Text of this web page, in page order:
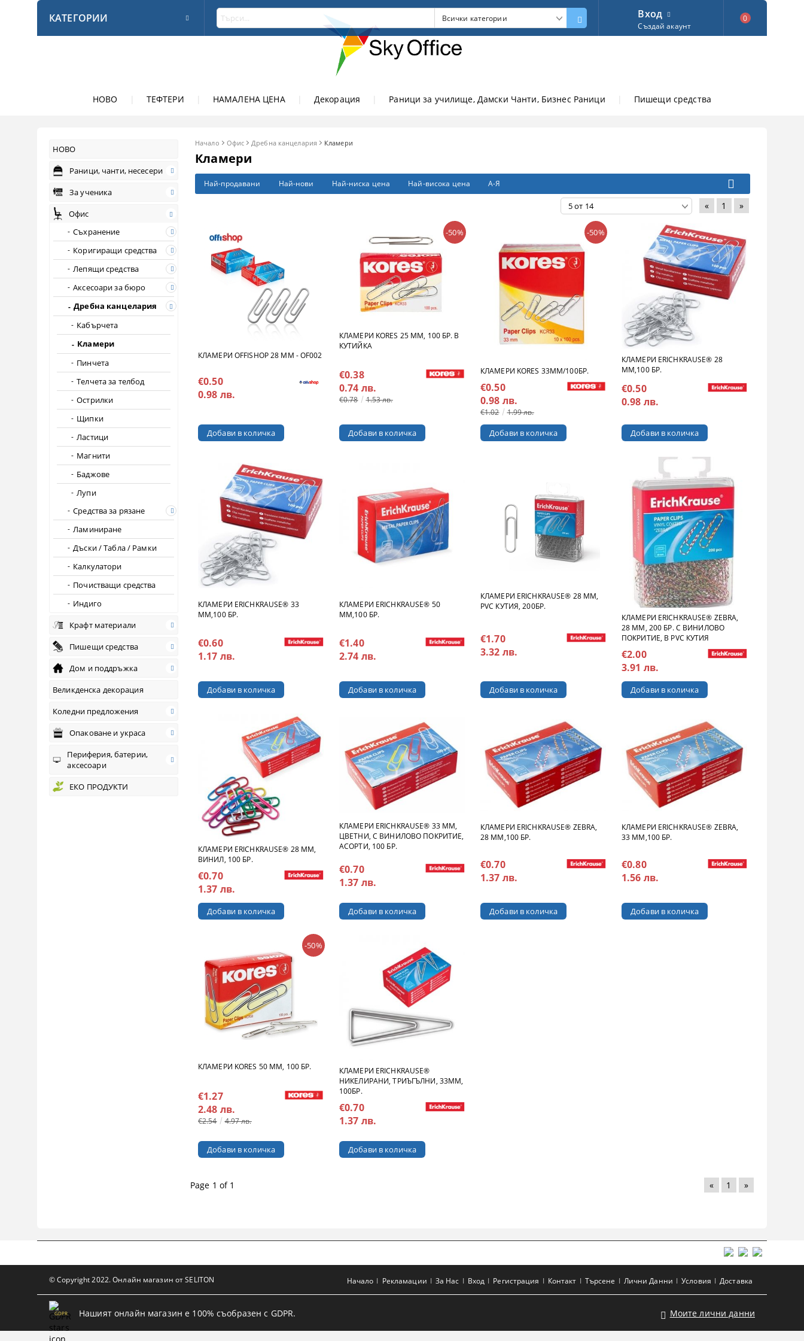
НОВО ТЕФТЕРИ НАМАЛЕНА ЦЕНА Декорация Раници за училище, Дамски Чанти, Бизнес Раници Пишещи средства
КАТЕГОРИИ Вход
Създай акаунт
0
НОВО
Раници, чанти, несесери
За ученика
Офис
Съхранение
Коригиращи средства
Лепящи средства
Аксесоари за бюро
Дребна канцелария
Кабърчета
Кламери
Пинчета
Телчета за телбод
Острилки
Щипки
Ластици
Магнити
Баджове
Лупи
Средства за рязане
Ламиниране
Дъски / Табла / Рамки
Калкулатори
Почистващи средства
Индиго
Крафт материали
Пишещи средства
Дом и поддръжка
Великденска декорация
Коледни предложения
Опаковане и украса
Периферия, батерии,
аксесоари
ЕКО ПРОДУКТИ
Начало Офис Дребна канцелария Кламери
Кламери
Най-продавани Най-нови Най-ниска цена Най-висока цена А-Я
« 1 »
КЛАМЕРИ OFFISHOP 28 MM - OF002
€0.50
0.98 лв.
КЛАМЕРИ KORES 25 MM, 100 БР. В
КУТИЙКА
-50%
€0.38
0.74 лв.
€0.78 1.53 лв.
КЛАМЕРИ KORES 33MM/100БР.
-50%
€0.50
0.98 лв.
€1.02 1.99 лв.
КЛАМЕРИ ERICHKRAUSE® 28
MM,100 БР.
€0.50
0.98 лв.
КЛАМЕРИ ERICHKRAUSE® 33
MM,100 БР.
€0.60
1.17 лв.
КЛАМЕРИ ERICHKRAUSE® 50
MM,100 БР.
€1.40
2.74 лв.
КЛАМЕРИ ERICHKRAUSE® 28 MM,
PVC КУТИЯ, 200БР.
€1.70
3.32 лв.
КЛАМЕРИ ERICHKRAUSE® ZEBRA,
28 MM, 200 БР. С ВИНИЛОВО
ПОКРИТИЕ, В PVC КУТИЯ
€2.00
3.91 лв.
КЛАМЕРИ ERICHKRAUSE® 28 MM,
ВИНИЛ, 100 БР.
€0.70
1.37 лв.
КЛАМЕРИ ERICHKRAUSE® 33 MM,
ЦВЕТНИ, С ВИНИЛОВО ПОКРИТИЕ,
АСОРТИ, 100 БР.
€0.70
1.37 лв.
КЛАМЕРИ ERICHKRAUSE® ZEBRA,
28 MM,100 БР.
€0.70
1.37 лв.
КЛАМЕРИ ERICHKRAUSE® ZEBRA,
33 MM,100 БР.
€0.80
1.56 лв.
КЛАМЕРИ KORES 50 MM, 100 БР.
-50%
€1.27
2.48 лв.
€2.54 4.97 лв.
КЛАМЕРИ ERICHKRAUSE®
НИКЕЛИРАНИ, ТРИЪГЪЛНИ, 33MM,
100БР.
€0.70
1.37 лв.
Page 1 of 1 « 1 »
© Copyright 2022. Онлайн магазин от SELITON Начало Рекламации За Нас Вход Регистрация Контакт Търсене Лични Данни Условия Доставка
GDPR Нашият онлайн магазин е 100% съобразен с GDPR. Моите лични данни